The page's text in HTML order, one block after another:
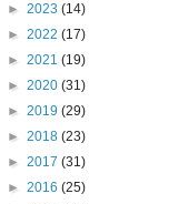
► 2023 (14)
► 2022 (17)
► 2021 (19)
► 2020 (31)
► 2019 (29)
► 2018 (23)
► 2017 (31)
► 2016 (25)